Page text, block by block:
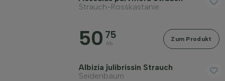
Strauch-Rosskastanie
50 75
Ab
Zum Produkt
Albizia julibrissin Strauch
Seidenbaum